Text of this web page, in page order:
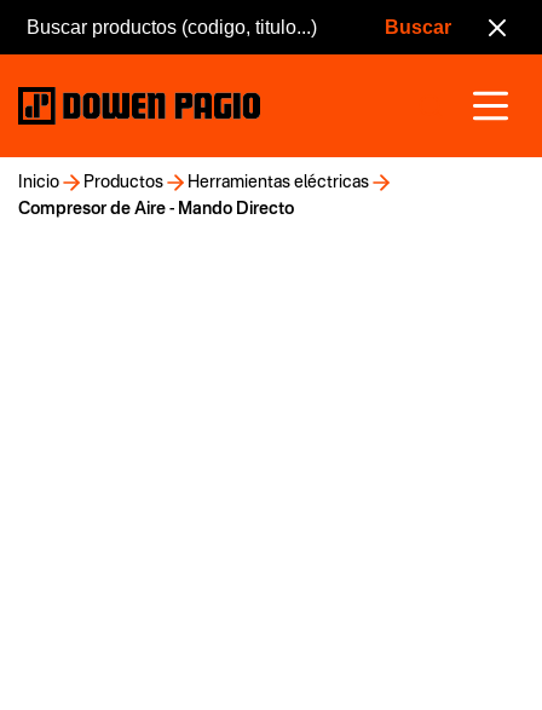
Inicio Productos
Herramientas eléctricas
Compresor de Aire - Mando Directo